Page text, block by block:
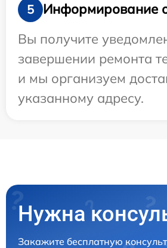
5
Информирование
Вы получите
завершении ремонта
и мы организуем
указанному адресу.
Нужна
Закажите бесплатную